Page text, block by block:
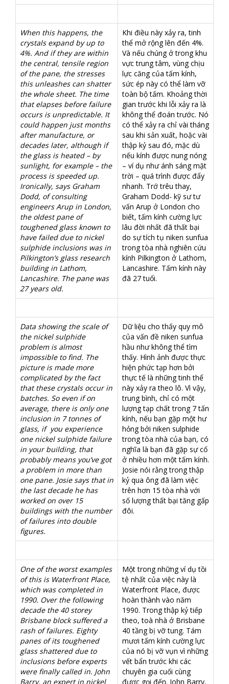
When this happens, the
crystals expand by up to
4%. And if they are within
the central, tensile region
of the pane, the stresses
this unleashes can shatter
the whole sheet. The time
that elapses before failure
occurs is unpredictable. It
could happen just months
after manufacture, or
decades later, although if
the glass is heated – by
sunlight, for example – the
process is speeded up.
Ironically, says Graham
Dodd, of consulting
engineers Arup in London,
the oldest pane of
toughened glass known to
have failed due to nickel
sulphide inclusions was in
Pilkington’s glass research
building in Lathom,
Lancashire. The pane was
27 years old.
Khi điều này xảy ra, tinh
thể mở rộng lên đến 4%.
Và nếu chúng ở trong khu
vực trung tâm, vùng chịu
lực căng của tấm kính,
sức ép này có thể làm vỡ
toàn bộ tấm. Khoảng thời
gian trước khi lỗi xảy ra là
không thể đoán trước. Nó
có thể xảy ra chỉ vài tháng
sau khi sản xuất, hoặc vài
thập kỷ sau đó, mặc dù
nếu kính được nung nóng
– ví dụ như ánh sáng mặt
trời – quá trình được đẩy
nhanh. Trớ trêu thay,
Graham Dodd- kỹ sư tư
vấn Arup ở London cho
biết, tấm kính cường lực
lâu đời nhất đã thất bại
do sự tích tụ niken sunfua
trong tòa nhà nghiên cứu
kính Pilkington ở Lathom,
Lancashire. Tấm kính này
đã 27 tuổi.
Data showing the scale of
the nickel sulphide
problem is almost
impossible to find. The
picture is made more
complicated by the fact
that these crystals occur in
batches. So even if on
average, there is only one
inclusion in 7 tonnes of
glass, if you experience
one nickel sulphide failure
in your building, that
probably means you’ve got
a problem in more than
one pane. Josie says that in
the last decade he has
worked on over 15
buildings with the number
of failures into double
figures.
Dữ liệu cho thấy quy mô
của vấn đề niken sunfua
hầu như không thể tìm
thấy. Hình ảnh được thực
hiện phức tạp hơn bởi
thực tế là những tinh thể
này xảy ra theo lô. Vì vậy,
trung bình, chỉ có một
lượng tạp chất trong 7 tấn
kính, nếu bạn gặp một hư
hỏng bởi niken sulphide
trong tòa nhà của bạn, có
nghĩa là bạn đã gặp sự cố
ở nhiều hơn một tấm kính.
Josie nói rằng trong thập
kỷ qua ông đã làm việc
trên hơn 15 tòa nhà với
số lượng thất bại tăng gấp
đôi.
One of the worst examples
of this is Waterfront Place,
which was completed in
1990. Over the following
decade the 40 storey
Brisbane block suffered a
rash of failures. Eighty
panes of its toughened
glass shattered due to
inclusions before experts
were finally called in. John
Barry, an expert in nickel
Một trong những ví dụ tồi
tệ nhất của việc này là
Waterfront Place, được
hoàn thành vào năm
1990. Trong thập kỷ tiếp
theo, toà nhà ở Brisbane
40 tầng bị vỡ tung. Tám
mươi tấm kính cường lực
của nó bị vỡ vụn vì những
vết bẩn trước khi các
chuyên gia cuối cùng
được gọi đến. John Barry,